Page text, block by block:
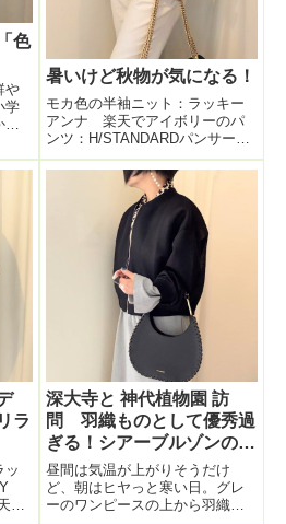
色
や
学
ろ
て
、
暑いけど秋物が気になる！
モカ色の半袖ニット：ラッキー
アンナ 楽天でアイボリーのパ
ンツ：H/STANDARDパンサー柄
のパンプス：ストロベリーフィ
ールズバッグ：GUCCI ラクサ
スでレンタル中９月になると、
秋の気分をコーデにも取り入れ
たくなる。「お盆過ぎて夏物を
デ
ラ
ッ
で
深大寺と 神代植物園 訪
問 羽織ものとして優秀過
ぎる！シアーブルゾンのコ
ーデ
昼間は気温が上がりそうだけ
ど、朝はヒヤっと寒い日。グレ
ーのワンピースの上から羽織も